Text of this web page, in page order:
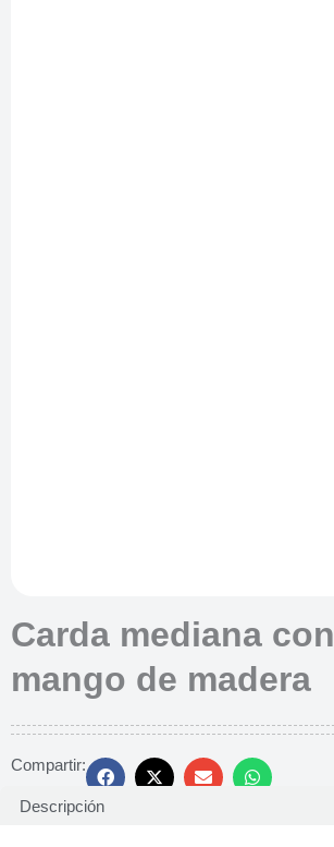
Carda mediana con
mango de madera
Compartir:
Descripción